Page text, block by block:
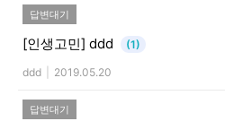
답변대기
[인생고민] ddd (1)
ddd 2019.05.20
답변대기